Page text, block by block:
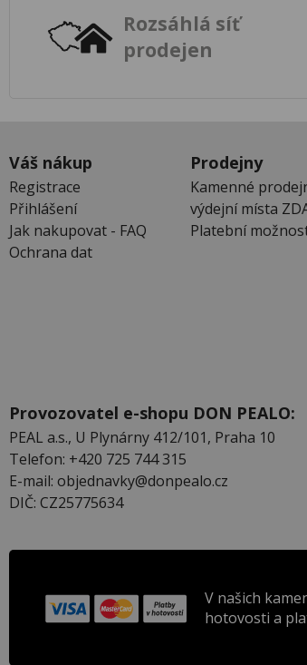
Rozsáhlá síť
prodejen
Váš nákup
Registrace
Přihlášení
Jak nakupovat - FAQ
Ochrana dat
Prodejny
Kamenné
výdejní místa
Platební
Provozovatel e-shopu DON PEALO:
PEAL a.s., U Plynárny 412/101, Praha 10
Telefon: +420 725 744 315
E-mail: objednavky@donpealo.cz
DIČ: CZ25775634
V našich
hotovosti a